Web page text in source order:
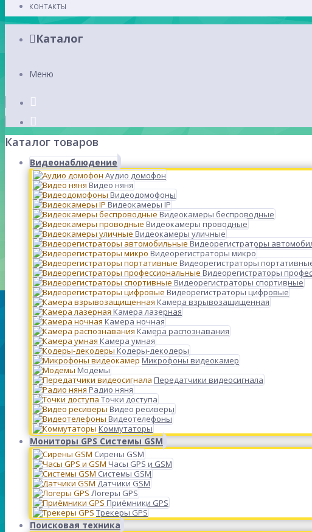
КОНТАКТЫ
Каталог
Меню
Каталог товаров
Видеонаблюдение
Аудио домофон
Видео няня
Видеодомофоны
Видеокамеры IP
Видеокамеры беспроводные
Видеокамеры проводные
Видеокамеры уличные
Видеорегистраторы
Видеорегистраторы микро
Видеорегистраторы
Видеорегистраторы
Видеорегистраторы спортивные
Видеорегистраторы цифровые
Камера взрывозащищенная
Камера лазерная
Камера ночная
Камера распознавания
Камера умная
Кодеры-декодеры
Микрофоны видеокамер
Модемы
Передатчики видеосигнала
Радио няня
Точки доступа
Видео ресиверы
Видеотелефоны
Коммутаторы
Мониторы GPS Системы GSM
Сирены GSM
Часы GPS и GSM
Системы GSM
Датчики GSM
Логеры GPS
Приёмники GPS
Трекеры GPS
Поисковая техника